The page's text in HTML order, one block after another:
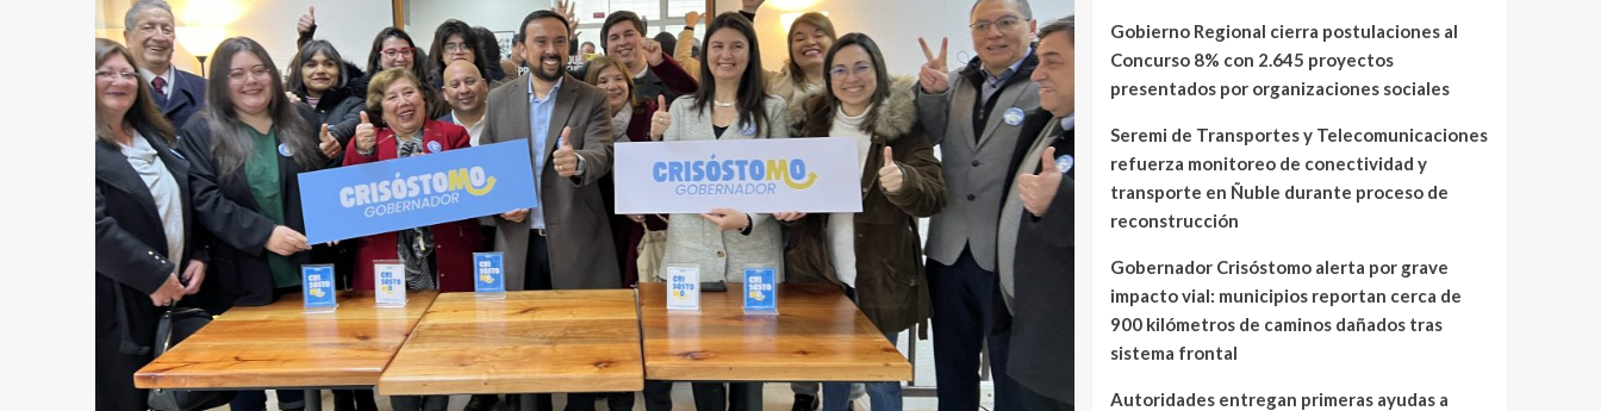
Gobierno Regional cierra postulaciones al
Concurso 8% con 2.645 proyectos
presentados por organizaciones sociales
Seremi de Transportes y Telecomunicaciones
refuerza monitoreo de conectividad y
transporte en Ñuble durante proceso de
reconstrucción
Gobernador Crisóstomo alerta por grave
impacto vial: municipios reportan cerca de
900 kilómetros de caminos dañados tras
sistema frontal
Autoridades entregan primeras ayudas a